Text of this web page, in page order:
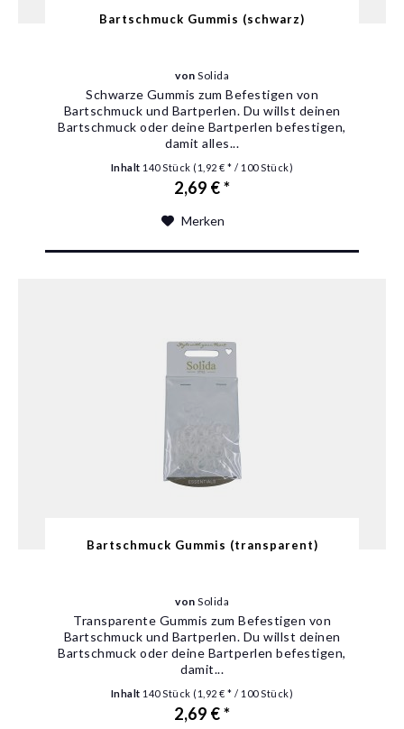
Bartschmuck Gummis (schwarz)
vonSolida
Schwarze Gummis zum Befestigen von
Bartschmuck und Bartperlen. Du willst deinen
Bartschmuck oder deine Bartperlen befestigen,
damit alles...
Inhalt 140 Stück (1,92 € * / 100 Stück)
2,69 € *
Merken
Bartschmuck Gummis (transparent)
vonSolida
Transparente Gummis zum Befestigen von
Bartschmuck und Bartperlen. Du willst deinen
Bartschmuck oder deine Bartperlen befestigen,
damit...
Inhalt 140 Stück (1,92 € * / 100 Stück)
2,69 € *